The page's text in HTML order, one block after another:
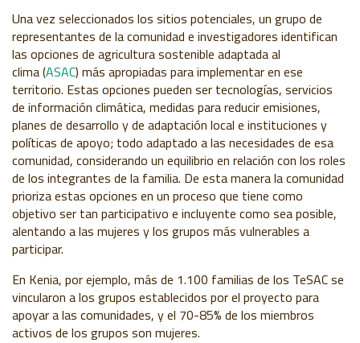
Una vez seleccionados los sitios potenciales, un grupo de
representantes de la comunidad e investigadores identifican
las opciones de agricultura sostenible adaptada al
clima(ASAC) más apropiadas para implementar en ese
territorio. Estas opciones pueden ser tecnologías, servicios
de información climática, medidas para reducir emisiones,
planes de desarrollo y de adaptación local e instituciones y
políticas de apoyo; todo adaptado a las necesidades de esa
comunidad, considerando un equilibrio en relación con los roles
de los integrantes de la familia. De esta manera la comunidad
prioriza estas opciones en un proceso que tiene como
objetivo ser tan participativo e incluyente como sea posible,
alentando a las mujeres y los grupos más vulnerables a
participar.
En Kenia, por ejemplo, más de 1.100 familias de los TeSAC se
vincularon a los grupos establecidos por el proyecto para
apoyar a las comunidades, y el 70-85% de los miembros
activos de los grupos son mujeres.